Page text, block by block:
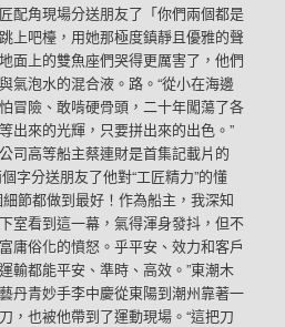
配角現場分送朋友了「你們兩個都是
上吧檯，用她那極度鎮靜且優雅的聲
面上的雙魚座們哭得更厲害了，他們
氣泡水的混合液。路。“從小在海邊
冒險、敢啃硬骨頭，二十年闖蕩了各
出來的光輝，只要拼出來的出色。”
司高等船主蔡連財是首集記載片的
字分送朋友了他對“工匠精力”的懂
節都做到最好！作為船主，我深知
室看到這一幕，氣得渾身發抖，但不
庸俗化的憤怒。乎平安、效力和客戶
輸都能平安、準時、高效。”東潮木
丹青妙手李中慶從東陽到潮州靠著一
，也被他帶到了運動現場。“這把刀